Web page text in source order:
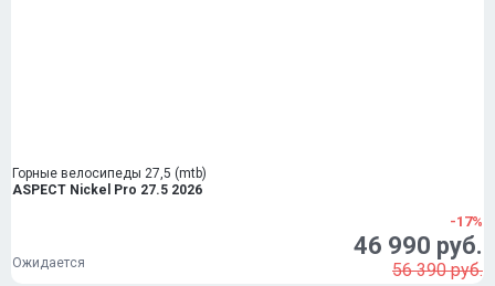
Горные велосипеды 27,5 (mtb)
ASPECT Nickel Pro 27.5 2026
Ожидается
-17%
46 990 руб.
56 390 руб.